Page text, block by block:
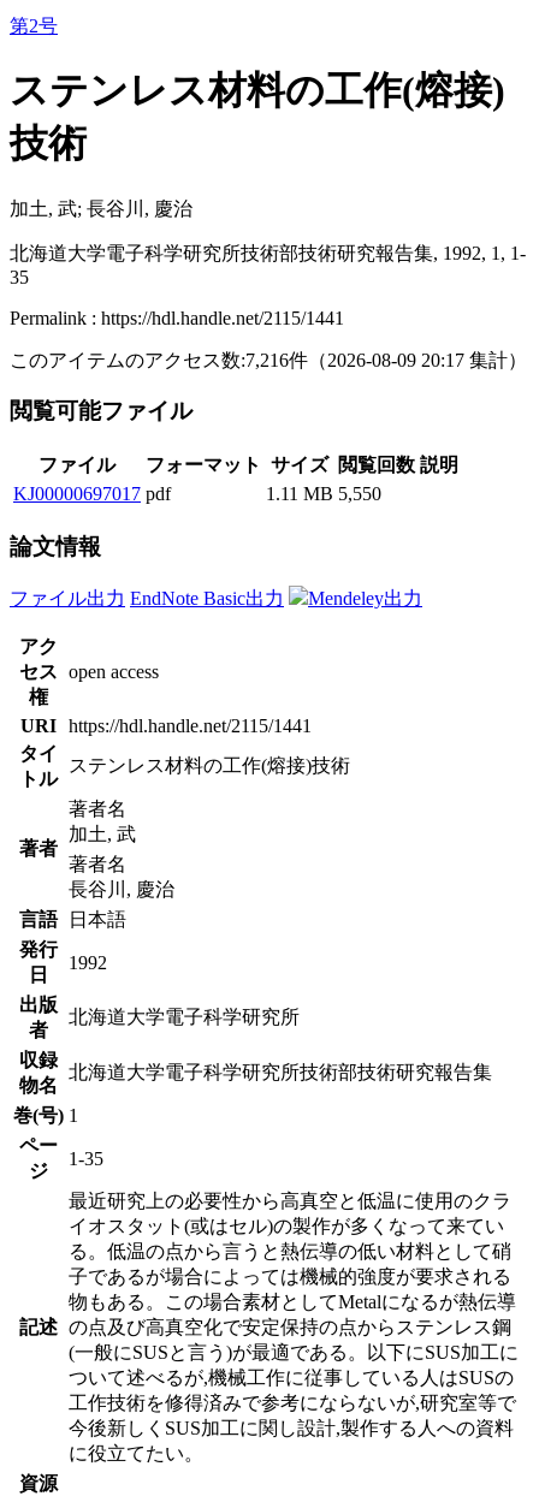
第2号
ステンレス材料の工作(熔接)
技術
加土, 武; 長谷川, 慶治
北海道大学電子科学研究所技術部技術研究報告集, 1992, 1, 1-
35
Permalink : https://hdl.handle.net/2115/1441
このアイテムのアクセス数:7,216件 （2026-08-09 20:17 集計）
閲覧可能ファイル
ファイル フォーマット サイズ 閲覧回数 説明
KJ00000697017 pdf 1.11 MB 5,550
論文情報
ファイル出力 EndNote Basic出力 Mendeley出力
アク
セス
権
open access
URI https://hdl.handle.net/2115/1441
タイ
トル
ステンレス材料の工作(熔接)技術
著者
著者名
加土, 武
著者名
長谷川, 慶治
言語
日本語
発行
日
1992
出版
者
北海道大学電子科学研究所
収録
物名
北海道大学電子科学研究所技術部技術研究報告集
巻(号) 1
ペー
ジ
1-35
記述
最近研究上の必要性から高真空と低温に使用のクラ
イオスタット(或はセル)の製作が多くなって来てい
る。低温の点から言うと熱伝導の低い材料として硝
子であるが場合によっては機械的強度が要求される
物もある。この場合素材としてMetalになるが熱伝導
の点及び高真空化で安定保持の点からステンレス鋼
(一般にSUSと言う)が最適である。以下にSUS加工に
ついて述べるが,機械工作に従事している人はSUSの
工作技術を修得済みで参考にならないが,研究室等で
今後新しくSUS加工に関し設計,製作する人への資料
に役立てたい。
資源